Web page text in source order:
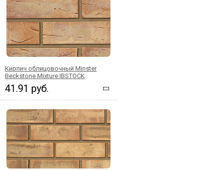
Кирпич облицовочный Minster
Beckstone Mixture IBSTOCK
41.91 руб.